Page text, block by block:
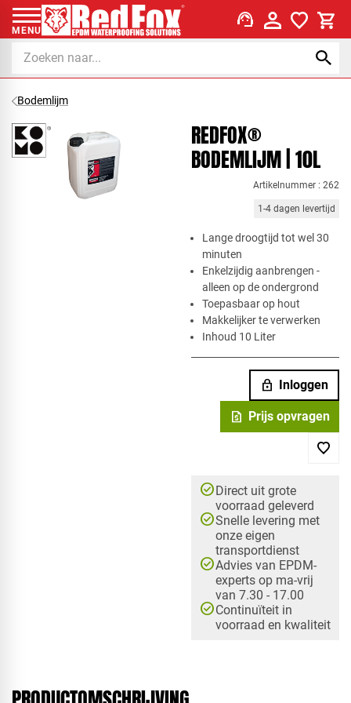
MENU support_agent
Bodemlijm
REDFOX®
BODEMLIJM | 10L
Artikelnummer : 262
1-4 dagen levertijd
​Lange droogtijd tot wel 30
minuten
Enkelzijdig aanbrengen -
alleen op de ondergrond
Toepasbaar op hout
Makkelijker te verwerken
Inhoud 10 Liter
lock Inloggen
request_quote Prijs opvragen
check_circleDirect uit grote
voorraad geleverd
check_circleSnelle levering met
onze eigen
transportdienst
check_circleAdvies van EPDM-
experts op ma-vrij
van 7.30 - 17.00
check_circleContinuïteit in
voorraad en kwaliteit